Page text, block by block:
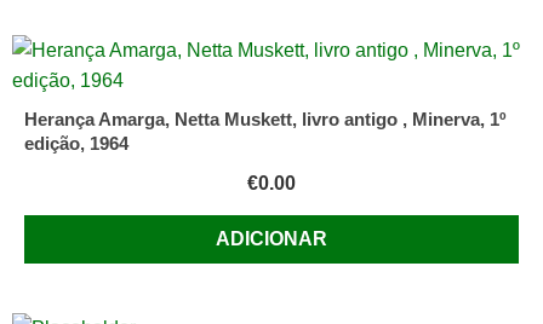
Herança Amarga, Netta Muskett, livro antigo , Minerva, 1º
edição, 1964
€0.00
ADICIONAR